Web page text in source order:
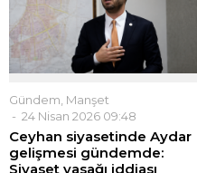
Gündem Manşet
24 Nisan 2026 09:48
Ceyhan siyasetinde Aydar
gelişmesi gündemde:
Siyaset yasağı iddiası